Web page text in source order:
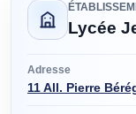
Lycée
Adresse
11 All. Pierre